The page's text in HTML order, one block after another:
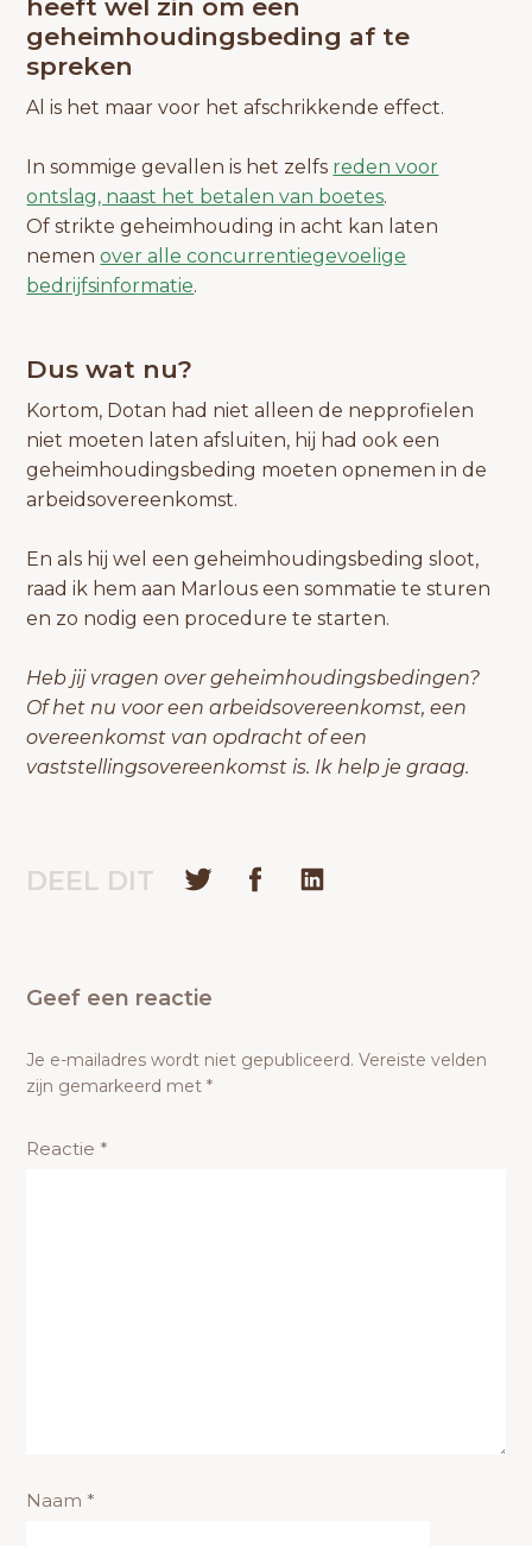
heeft wel zin om een
geheimhoudingsbeding af te
spreken
Al is het maar voor het afschrikkende effect.
In sommige gevallen is het zelfs reden voor
ontslag, naast het betalen van boetes.
Of strikte geheimhouding in acht kan laten
nemenover alle concurrentiegevoelige
bedrijfsinformatie.
Dus wat nu?
Kortom, Dotan had niet alleen de nepprofielen
niet moeten laten afsluiten, hij had ook een
geheimhoudingsbeding moeten opnemen in de
arbeidsovereenkomst.
En als hij wel een geheimhoudingsbeding sloot,
raad ik hem aan Marlous een sommatie te sturen
en zo nodig een procedure te starten.
Heb jij vragen over geheimhoudingsbedingen?
Of het nu voor een arbeidsovereenkomst, een
overeenkomst van opdracht of een
vaststellingsovereenkomst is. Ik help je graag.
DEEL DIT
Geef een reactie
Je e-mailadres wordt niet gepubliceerd. Vereiste velden
zijn gemarkeerd met*
Reactie *
Naam *